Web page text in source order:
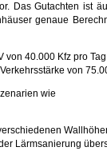
Das Gutachten ist
genaue
von 40.000 Kfz pro Tag
von
wie
Lärmsanierung